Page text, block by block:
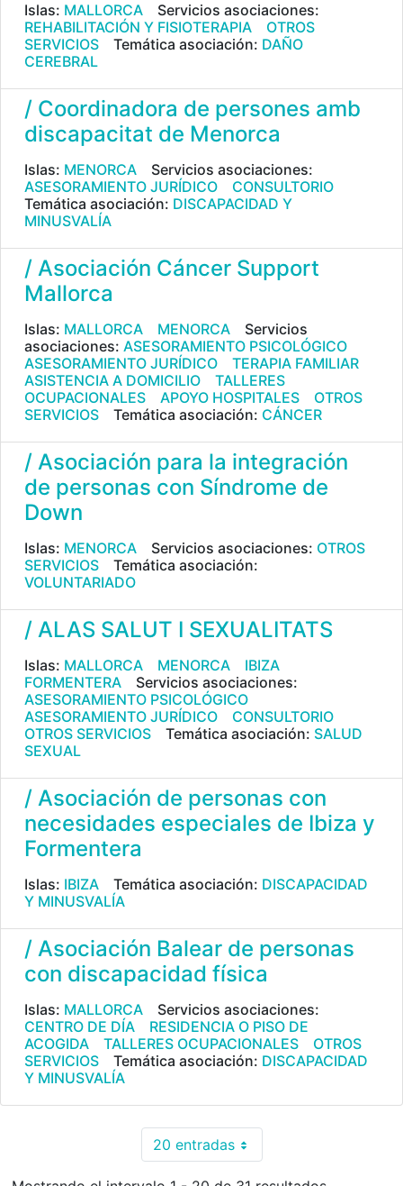
Islas: MALLORCA
Servicios asociaciones:
REHABILITACIÓN Y FISIOTERAPIA
OTROS
SERVICIOS
Temática asociación: DAÑO
CEREBRAL
/ Coordinadora de persones amb
discapacitat de Menorca
Islas: MENORCA
Servicios asociaciones:
ASESORAMIENTO JURÍDICO
CONSULTORIO
Temática asociación: DISCAPACIDAD Y
MINUSVALÍA
/ Asociación Cáncer Support
Mallorca
Islas: MALLORCA MENORCA
Servicios
asociaciones: ASESORAMIENTO PSICOLÓGICO
ASESORAMIENTO JURÍDICO
TERAPIA FAMILIAR
ASISTENCIA A DOMICILIO
TALLERES
OCUPACIONALES
APOYO HOSPITALES
OTROS
SERVICIOS
Temática asociación: CÁNCER
/ Asociación para la integración
de personas con Síndrome de
Down
Islas: MENORCA Servicios asociaciones: OTROS
SERVICIOS
Temática asociación:
VOLUNTARIADO
/ ALAS SALUT I SEXUALITATS
Islas: MALLORCA MENORCA
IBIZA
FORMENTERA
Servicios asociaciones:
ASESORAMIENTO PSICOLÓGICO
ASESORAMIENTO JURÍDICO
CONSULTORIO
OTROS SERVICIOS
Temática asociación: SALUD
SEXUAL
/ Asociación de personas con
necesidades especiales de Ibiza y
Formentera
Islas: IBIZA Temática asociación: DISCAPACIDAD
Y MINUSVALÍA
/ Asociación Balear de personas
con discapacidad física
Islas: MALLORCA
Servicios asociaciones:
CENTRO DE DÍA
RESIDENCIA O PISO DE
ACOGIDA
TALLERES OCUPACIONALES
OTROS
SERVICIOS
Temática asociación: DISCAPACIDAD
Y MINUSVALÍA
20 entradasPor página